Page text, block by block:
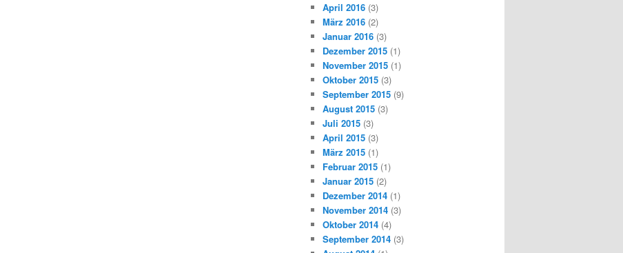
April 2016 (3)
März 2016 (2)
Januar 2016 (3)
Dezember 2015 (1)
November 2015 (1)
Oktober 2015 (3)
September 2015 (9)
August 2015 (3)
Juli 2015 (3)
April 2015 (3)
März 2015 (1)
Februar 2015 (1)
Januar 2015 (2)
Dezember 2014 (1)
November 2014 (3)
Oktober 2014 (4)
September 2014 (3)